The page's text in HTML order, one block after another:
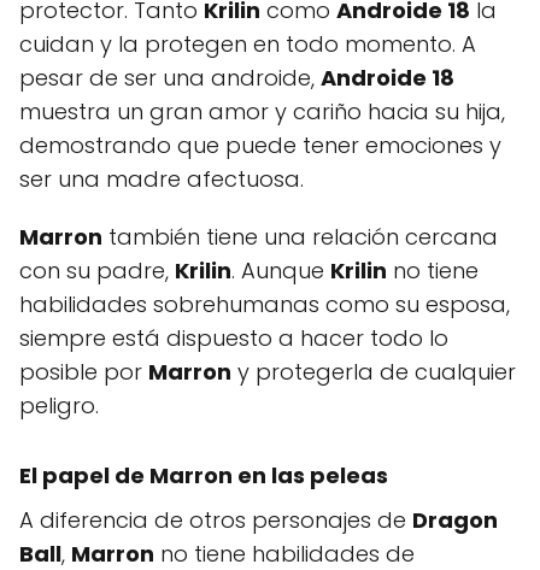
protector. Tanto Krilin como Androide 18 la
cuidan y la protegen en todo momento. A
pesar de ser una androide, Androide 18
muestra un gran amor y cariño hacia su hija,
demostrando que puede tener emociones y
ser una madre afectuosa.
Marron también tiene una relación cercana
con su padre, Krilin. Aunque Krilin no tiene
habilidades sobrehumanas como su esposa,
siempre está dispuesto a hacer todo lo
posible por Marron y protegerla de cualquier
peligro.
El papel de Marron en las peleas
A diferencia de otros personajes de Dragon
Ball, Marron no tiene habilidades de